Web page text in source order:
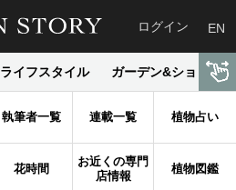
ログイン EN
ライフスタイル ガーデン&ショップ
執筆者一覧 連載一覧 植物占い
花時間
お近くの専門
店情報
植物図鑑